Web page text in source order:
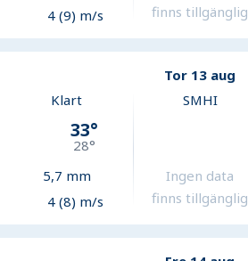
4 (9) m/s
finns tillgänglig
Tor 13 aug
Klart
33°
28°
5,7 mm
4 (8) m/s
SMHI
Ingen data
finns tillgänglig